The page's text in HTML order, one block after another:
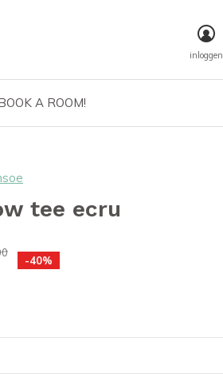
A ROOM!
inloggen
tee ecru
-40%